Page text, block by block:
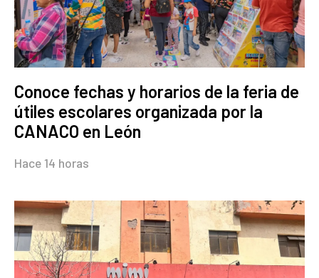
Conoce fechas y horarios de la feria de
útiles escolares organizada por la
CANACO en León
Hace 14 horas